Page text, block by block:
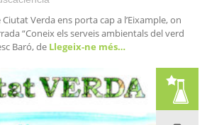
Verda ens porta cap a l’Eixample, on
“Coneix els serveis ambientals del verd
Baró, de Llegeix-ne més…